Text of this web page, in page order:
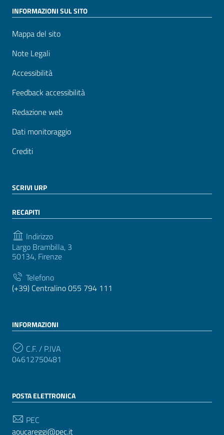
INFORMAZIONI SUL SITO
Mappa del sito
Note Legali
Accessibilità
Feedback accessibilità
Redazione web
Dati monitoraggio
Crediti
SCRIVI URP
RECAPITI
Indirizzo
Largo Brambilla, 3
50134, Firenze
Telefono
(+39) Centralino 055 794 111
INFORMAZIONI
C.F. / P.IVA
04612750481
POSTA ELETTRONICA
PEC
aoucareggi@pec.it